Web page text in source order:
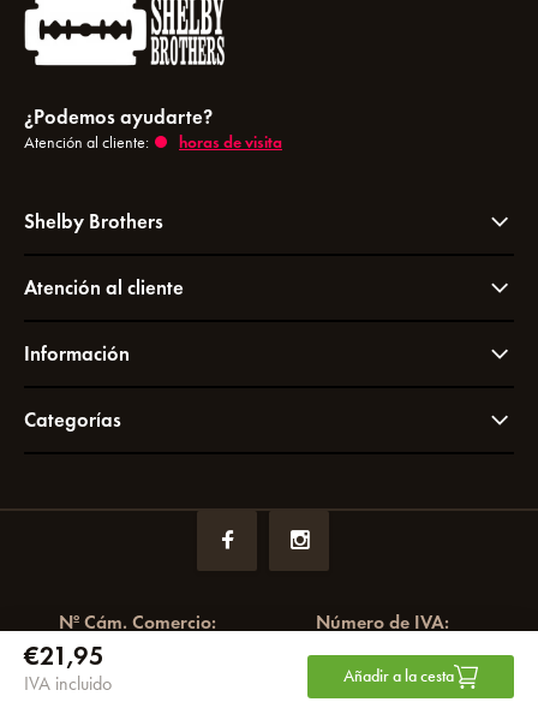
€21,95
IVA incluido Añadir a la cesta
¿Podemos ayudarte?
Atención al cliente: horas de visita
Shelby Brothers
Atención al cliente
Información
Categorías
Nº Cám. Comercio:
72049766
Número de IVA:
NL858964065B01